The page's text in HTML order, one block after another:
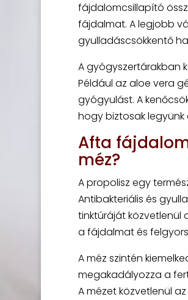
fájdalomcsillapító
fájdalmat. A legjobb
gyulladáscsökkentő
A gyógyszertárakban
Például az aloe vera
gyógyulást. A
hogy biztosak
Afta
méz?
A propolisz egy
Antibakteriális és
tinktúráját
a fájdalmat és
A méz szintén
megakadályozza a
A mézet közvetlenül